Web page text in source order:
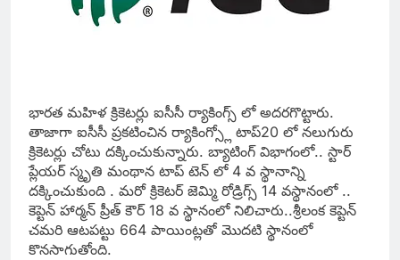
భారత మహిళ క్రికెటర్లు ఐసీసీ ర్యాకింగ్స్ లో అదరగొట్టారు.
తాజాగా ఐసీసీ ప్రకటించిన ర్యాకింగ్స్లో టాప్20 లో నలుగురు
క్రికెటర్లు చోటు దక్కించుకున్నారు. బ్యాటింగ్ విభాగంలో.. స్టార్
ప్లేయర్ స్మృతి మంథాన టాప్ టెన్ లో 4 వ స్థానాన్ని
దక్కించుకుంది . మరో క్రికెటర్ జెమ్మి రోడ్రిగ్స్ 14 వస్థానంలో ..
కెప్టెన్ హార్మన్ ప్రీత్ కౌర్ 18 వ స్థానంలో నిలిచారు..శ్రీలంక కెప్టెన్
చమరి ఆటపట్టు 664 పాయింట్లతో మొదటి స్థానంలో
కొనసాగుతోంది.